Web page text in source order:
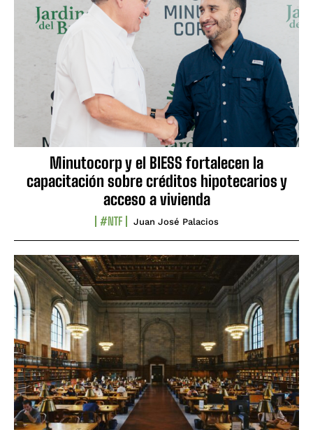
Minutocorp y el BIESS fortalecen la
capacitación sobre créditos hipotecarios y
acceso a vivienda
#NTF Juan José Palacios